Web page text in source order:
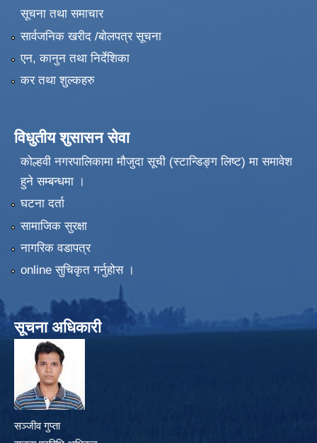
सूचना तथा समाचार
सार्वजनिक खरीद /बोलपत्र सूचना
एन, कानुन तथा निर्देशिका
कर तथा शुल्कहरु
विधुतीय शुसासन सेवा
कोल्हवी नगरपालिकामा मौजुदा सूची (स्टान्डिङ्ग लिष्ट) मा समावेश
हुने सम्बन्धमा ।
घटना दर्ता
सामाजिक सुरक्षा
नागरिक वडापत्र
online सुचिकृत गर्नुहोस ।
सूचना अधिकारी
सञ्जीव गुप्ता